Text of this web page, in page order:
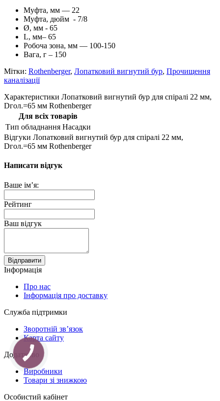
Муфта, мм — 22
Муфта, дюйм - 7/8
Ø, мм - 65
L, мм– 65
Робоча зона, мм — 100-150
Вага, г – 150
Мітки: Rothenberger, Лопатковий вигнутий бур, Прочищення
каналізації
Характеристики Лопатковий вигнутий бур для спіралі 22 мм,
Dгол.=65 мм Rothenberger
Для всіх товарів
Тип обладнання Насадки
Відгуки Лопатковий вигнутий бур для спіралі 22 мм,
Dгол.=65 мм Rothenberger
Написати відгук
Ваше ім’я:
Рейтинг
Ваш відгук
Відправити
Інформація
Про нас
Інформація про доставку
Служба підтримки
Зворотній зв’язок
Карта сайту
Додатково
Виробники
Товари зі знижкою
Особистий кабінет